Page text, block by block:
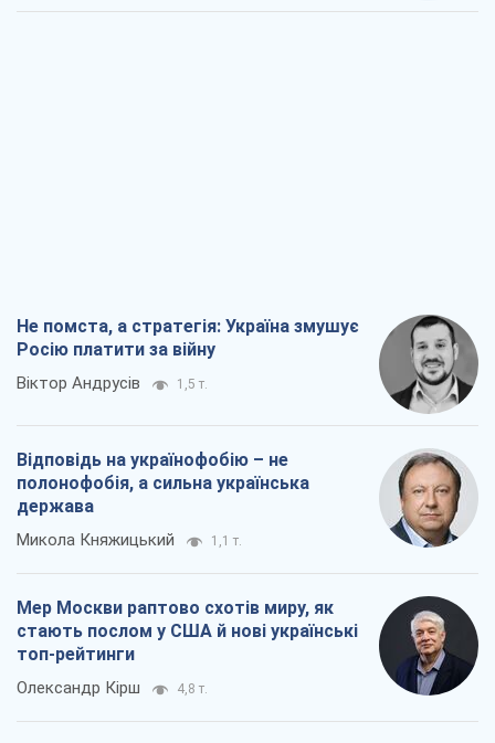
Не помста, а стратегія: Україна змушує
Росію платити за війну
Віктор Андрусів 1,5 т.
Відповідь на українофобію – не
полонофобія, а сильна українська
держава
Микола Княжицький 1,1 т.
Мер Москви раптово схотів миру, як
стають послом у США й нові українські
топ-рейтинги
Олександр Кірш 4,8 т.